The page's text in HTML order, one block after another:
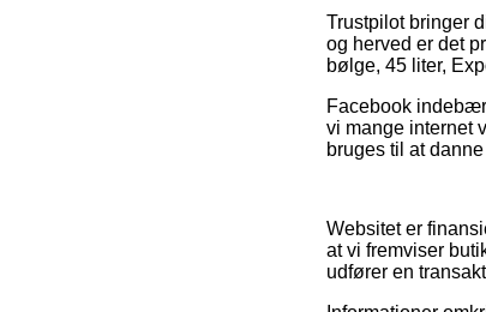
Trustpilot bringer
og herved er det
bølge, 45 liter,
Facebook
vi mange internet
bruges til at
Websitet er
at vi fremviser
udfører en